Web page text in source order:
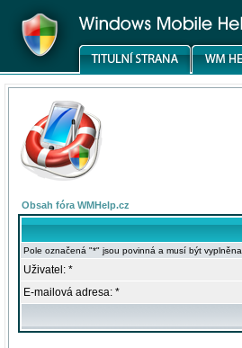
Obsah fóra WMHelp.cz
Pole označená "*" jsou povinná a musí být vyplněna
Uživatel: *
E-mailová adresa: *